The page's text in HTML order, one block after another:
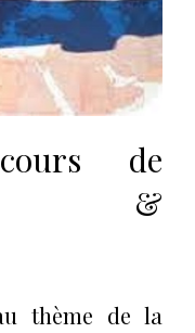
de
&
thème de la